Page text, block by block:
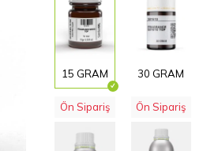
15 GRAM 30 GRAM
Ön Sipariş Ön Sipariş